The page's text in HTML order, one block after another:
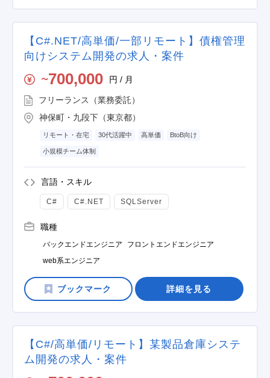
【C#.NET/高単価/一部リモート】債権管理
向けシステム開発の求人・案件
〜700,000 円 / 月
フリーランス（業務委託）
神保町・九段下（東京都）
リモート・在宅 30代活躍中 高単価 BtoB向け
小規模チーム体制
言語・スキル
C# C#.NET SQLServer
職種
バックエンドエンジニア
フロントエンドエンジニア
web系エンジニア
詳細を見る
【C#/高単価/リモート】某製品倉庫システ
ム開発の求人・案件